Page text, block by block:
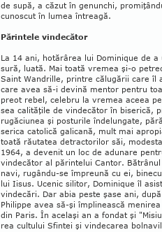
de su­pă, a căzut în ge­nunchi,
cunoscut în lumea întreagă.
Părintele vindecător
La 14 ani, hotărârea lui Dominique de
sură, luată. Mai toată vremea şi-o
Saint Wandrille, printre călu­gării care îl
care avea să-i devină mentor pentru
preot rebel, celebru la vre­mea aceea
sea ca­lităţile de vin­de­cător în biserică,
rugăciunea şi pos­­tu­ri­le în­de­lun­gate,
se­rica catolică ga­li­cană, mult mai
toată rău­tatea de­trac­to­rilor săi,
1964, a de­venit un loc de adu­­nare
vin­de­cător al pă­rintelui Cantor.
navi, ru­gân­du-se împre­ună cu ei,
lui Iisus. Ucenic si­litor, Do­minique îl
vindecări. Dar abia peste şa­se ani,
Philippe avea să-şi îm­pli­neas­că
din Pa­ris. În ace­laşi an a fondat şi
rea cul­tului Sfintei şi vinde­carea